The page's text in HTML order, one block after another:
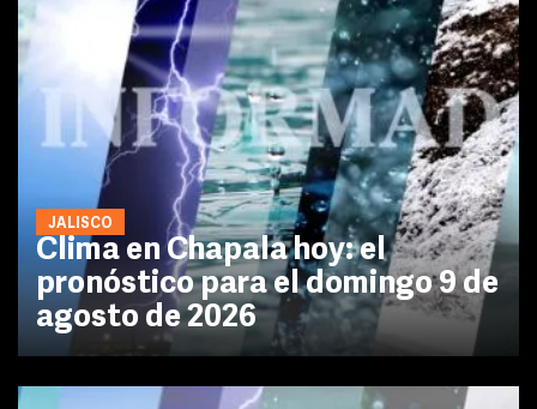
JALISCO
Clima en Chapala hoy: el
pronóstico para el domingo 9 de
agosto de 2026